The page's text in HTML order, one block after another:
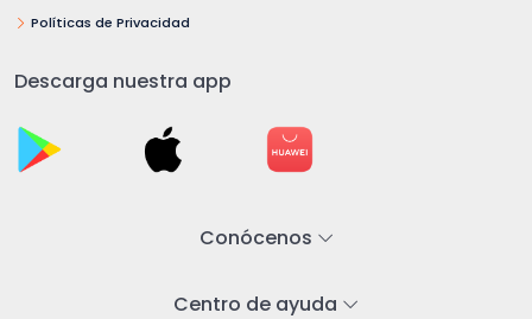
Políticas de Privacidad
Descarga nuestra app
Conócenos
Centro de ayuda